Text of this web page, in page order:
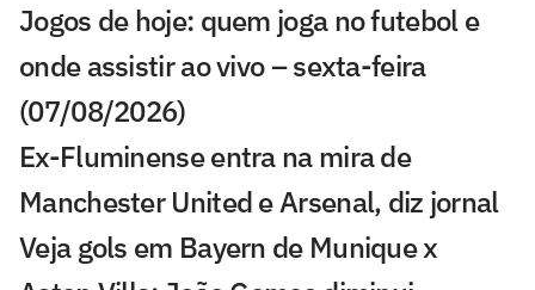
Jogos de hoje: quem joga no futebol e
onde assistir ao vivo – sexta-feira
(07/08/2026)
Ex-Fluminense entra na mira de
Manchester United e Arsenal, diz jornal
Veja gols em Bayern de Munique x